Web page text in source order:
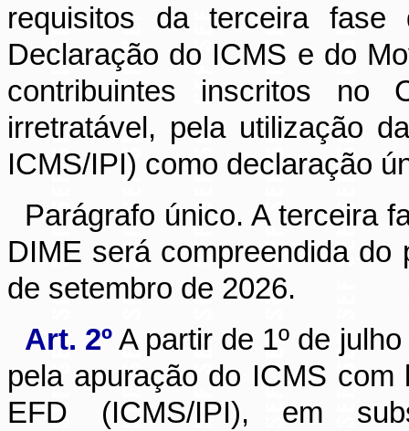
requisitos da terceira fase
Declaração do ICMS e do
contribuintes inscritos no
irretratável, pela utilização
ICMS/IPI) como declaração
Parágrafo único. A terceira
DIME será compreendida
de setembro de 2026.
Art. 2ºA partir de 1º de
pela apuração do ICMS
EFD (ICMS/IPI), em